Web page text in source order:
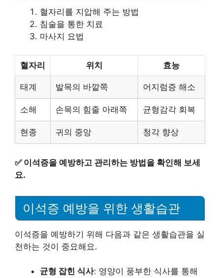
혈자리를 지압해 주는 방법
침술을 통한 치료
마사지 요법
혈자리 위치 효능
태계 발목의 바깥쪽 어지럼증 해소
소해 손목의 힘줄 아래쪽 균형감각 회복
현종 귀의 중앙 청각 향상
✅ 이석증을 예방하고 관리하는 방법을 확인해 보세
요.
이석증 예방을 위한 생활습관
이석증을 예방하기 위해 다음과 같은 생활습관을 실
천하는 것이 중요해요.
균형 잡힌 식사: 영양이 풍부한 식사를 통해